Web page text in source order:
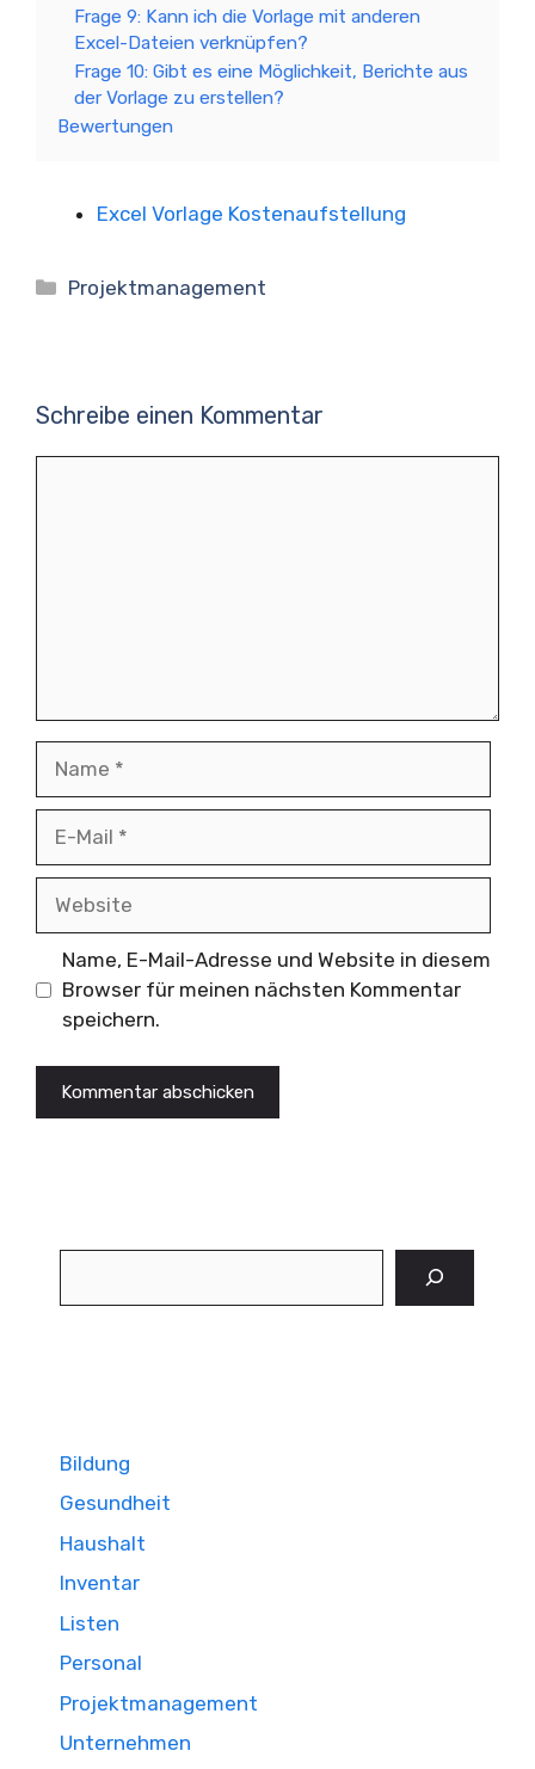
Frage 9: Kann ich die Vorlage mit anderen
Excel-Dateien verknüpfen?
Frage 10: Gibt es eine Möglichkeit, Berichte aus
der Vorlage zu erstellen?
Bewertungen
Excel Vorlage Kostenaufstellung
Kategorien
Projektmanagement
Schreibe einen Kommentar
Name, E-Mail-Adresse und Website in diesem
Browser für meinen nächsten Kommentar
speichern.
Bildung
Gesundheit
Haushalt
Inventar
Listen
Personal
Projektmanagement
Unternehmen